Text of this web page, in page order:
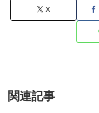
X
関連記事